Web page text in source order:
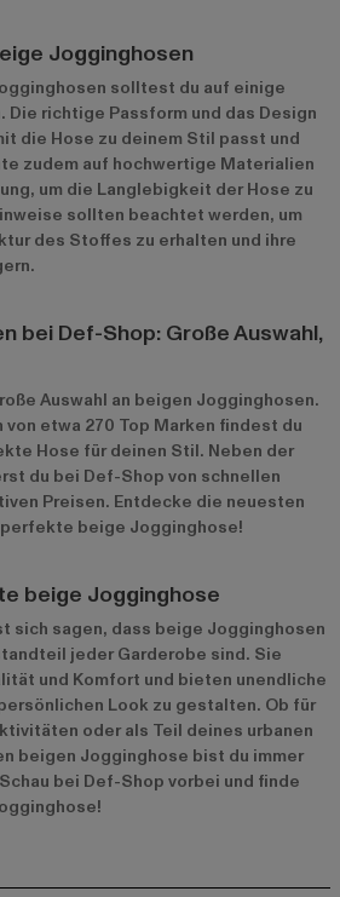
Jogginghosen
solltest du auf einige
richtige Passform und das Design
die Hose zu deinem Stil passt und
zudem auf hochwertige Materialien
um die Langlebigkeit der Hose zu
sollten beachtet werden, um
des Stoffes zu erhalten und ihre
bei Def-Shop: Große Auswahl,
Auswahl an beigen Jogginghosen.
etwa 270 Top Marken findest du
Hose für deinen Stil. Neben der
du bei Def-Shop von schnellen
Preisen. Entdecke die neuesten
beige Jogginghose!
beige Jogginghose
sich sagen, dass beige Jogginghosen
jeder Garderobe sind. Sie
und Komfort und bieten unendliche
Look zu gestalten. Ob für
oder als Teil deines urbanen
beigen Jogginghose bist du immer
bei Def-Shop vorbei und finde